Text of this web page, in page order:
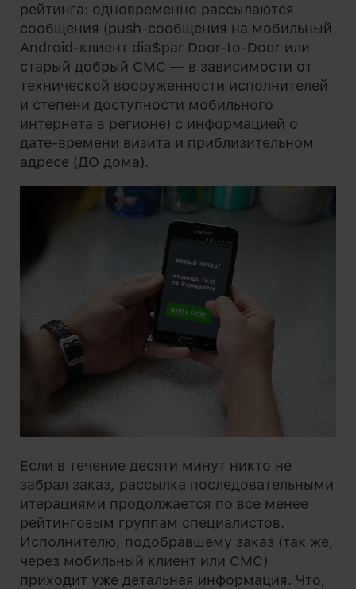
рейтинга: одновременно рассылаются
сообщения (push-сообщения на мобильный
Android-клиент dia$par Door-to-Door или
старый добрый СМС — в зависимости от
технической вооруженности исполнителей
и степени доступности мобильного
интернета в регионе) с информацией о
дате-времени визита и приблизительном
адресе (ДО дома).
Если в течение десяти минут никто не
забрал заказ, рассылка последовательными
итерациями продолжается по все менее
рейтинговым группам специалистов.
Исполнителю, подобравшему заказ (так же,
через мобильный клиент или СМС)
приходит уже детальная информация. Что,